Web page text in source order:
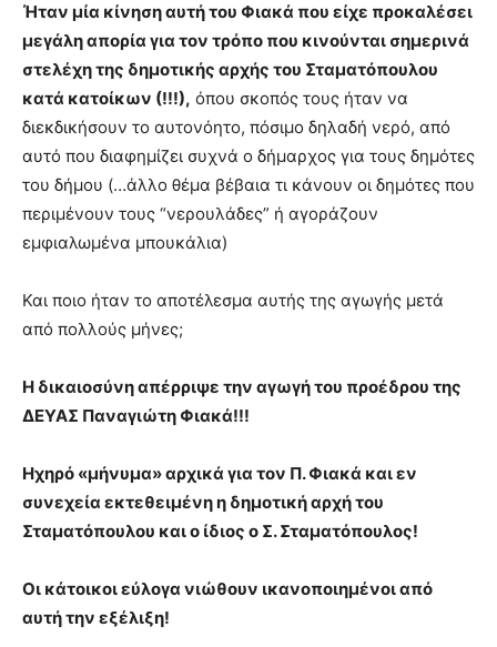
Ήταν μία κίνηση αυτή του Φιακά που είχε προκαλέσει
μεγάλη απορία για τον τρόπο που κινούνται σημερινά
στελέχη της δημοτικής αρχής του Σταματόπουλου
κατά κατοίκων (!!!), όπου σκοπός τους ήταν να
διεκδικήσουν το αυτονόητο, πόσιμο δηλαδή νερό, από
αυτό που διαφημίζει συχνά ο δήμαρχος για τους δημότες
του δήμου (…άλλο θέμα βέβαια τι κάνουν οι δημότες που
περιμένουν τους “νερουλάδες” ή αγοράζουν
εμφιαλωμένα μπουκάλια)
Και ποιο ήταν το αποτέλεσμα αυτής της αγωγής μετά
από πολλούς μήνες;
Η δικαιοσύνη απέρριψε την αγωγή του προέδρου της
ΔΕΥΑΣ Παναγιώτη Φιακά!!!
Ηχηρό «μήνυμα» αρχικά για τον Π. Φιακά και εν
συνεχεία εκτεθειμένη η δημοτική αρχή του
Σταματόπουλου και ο ίδιος ο Σ. Σταματόπουλος!
Οι κάτοικοι εύλογα νιώθουν ικανοποιημένοι από
αυτή την εξέλιξη!